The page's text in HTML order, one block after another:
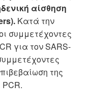
αίσθηση
). Κατά την
συμμετέχοντες
για τον SARS-
της